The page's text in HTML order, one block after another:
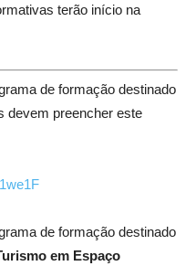
terão início na
de formação destinado
devem preencher este
de formação destinado
em Espaço